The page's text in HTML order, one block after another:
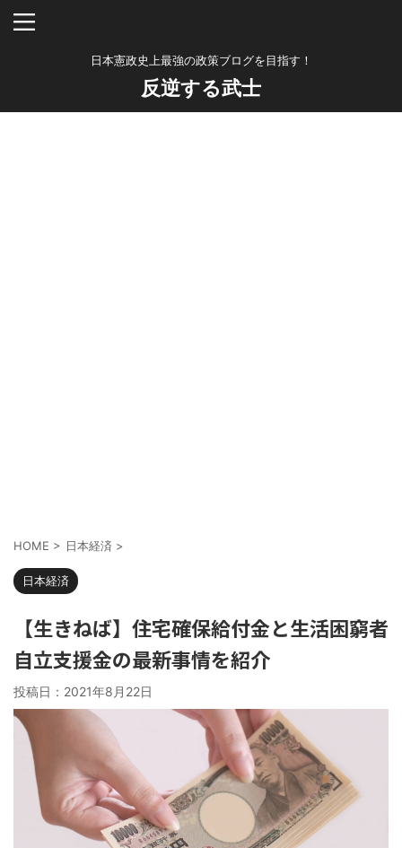
日本憲政史上最強の政策ブログを目指す！
反逆する武士
HOME > 日本経済 >
日本経済
【生きねば】住宅確保給付金と生活困窮者
自立支援金の最新事情を紹介
投稿日： 2021年8月22日